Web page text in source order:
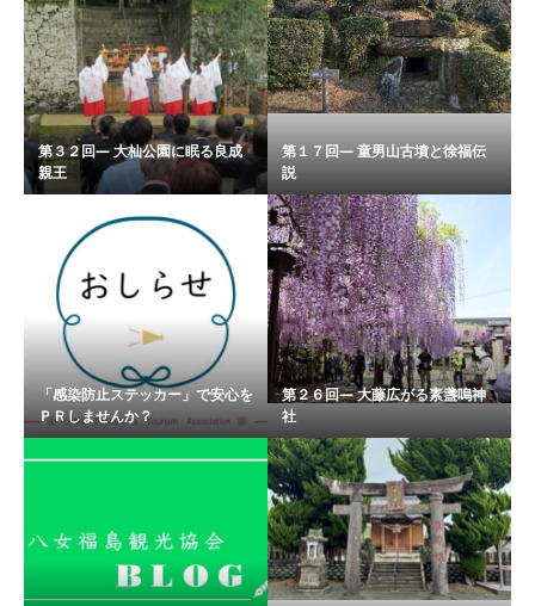
第３２回― 大杣公園に眠る良成
親王
第１７回― 童男山古墳と徐福伝
説
「感染防止ステッカー」で安心を
ＰＲしませんか？
第２６回― 大藤広がる素盞嗚神
社